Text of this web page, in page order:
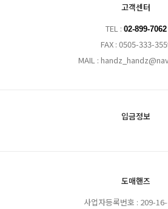
고객센터
TEL : 02-899-7062
FAX : 0505-333-
MAIL :
입금정보
도매핸즈
사업자등록번호 : 209-